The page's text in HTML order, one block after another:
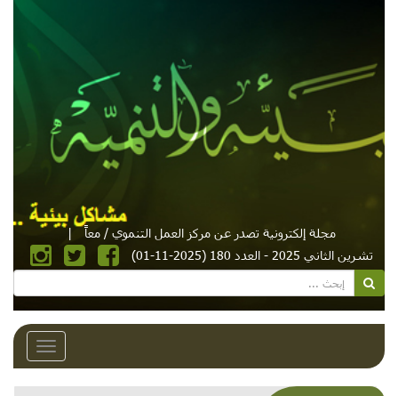
مجلة إلكترونية تصدر عن مركز العمل التنموي / معاً
|
تشرين الثاني 2025 - العدد 180 (2025-11-01)
Toggle